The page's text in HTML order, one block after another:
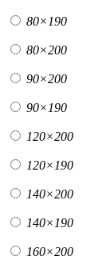
80×190
80×200
90×200
90×190
120×200
120×190
140×200
140×190
160×200